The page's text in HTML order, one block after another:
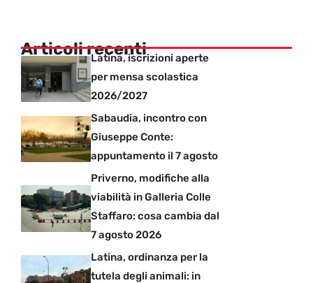
Articoli recentiLatina, iscrizioni aperte
per mensa scolastica
2026/2027
Sabaudia, incontro con
Giuseppe Conte:
appuntamento il 7 agosto
Priverno, modifiche alla
viabilità in Galleria Colle
Staffaro: cosa cambia dal
7 agosto 2026
Latina, ordinanza per la
tutela degli animali: in